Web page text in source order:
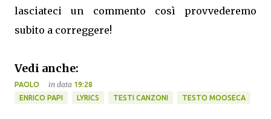
lasciateci un commento così provvederemo
subito a correggere!
Vedi anche:
PAOLO in data 19:28
ENRICO PAPI
LYRICS TESTI CANZONI TESTO MOOSECA